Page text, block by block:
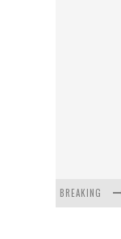
BREAKING